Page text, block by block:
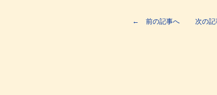
← 前の記事へ 次の